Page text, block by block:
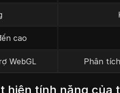
cao
WebGL Phân
hiện tính năng của